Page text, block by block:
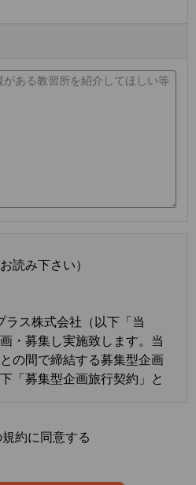
読み下さい）
ラス株式会社（以下「当
・募集し実施致します。当
の間で締結する募集型企画
「募集型企画旅行契約」と
習によるものとします。
約に同意する